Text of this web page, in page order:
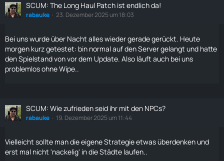
SCUM: The Long Haul Patch ist endlich da!
rabauke 23. Dezember 2025 um 18:03
Bei uns wurde über Nacht alles wieder gerade gerückt. Heute
morgen kurz getestet: bin normal auf den Server gelangt und hatte
den Spielstand von vor dem Update. Also läuft auch bei uns
problemlos ohne Wipe..
SCUM: Wie zufrieden seid ihr mit den NPCs?
rabauke 19. Dezember 2025 um 11:44
Vielleicht sollte man die eigene Strategie etwas überdenken und
erst mal nicht 'nackelig' in die Städte laufen..